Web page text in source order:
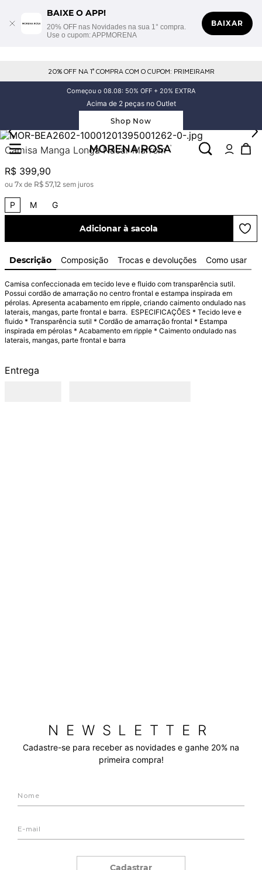
BAIXE O APP!
20% OFF nas Novidades na sua 1° compra.
Use o cupom: APPMORENA
BAIXAR
20% OFF NA 1° COMPRA COM O CUPOM: PRIMEIRAMR
Começou o 08.08: 50% OFF + 20% EXTRA
Acima de 2 peças no Outlet
Shop Now
Camisa Manga Longa Nácar Marrom
R$ 399,90
ou 7x de R$ 57,12 sem juros
P M G
Adicionar à sacola
Descrição Composição Trocas e devoluções Como usar
Camisa confeccionada em tecido leve e fluido com transparência sutil.
Possui cordão de amarração no centro frontal e estampa inspirada em
pérolas. Apresenta acabamento em ripple, criando caimento ondulado nas
laterais, mangas, parte frontal e barra.  ESPECIFICAÇÕES * Tecido leve e
fluido * Transparência sutil * Cordão de amarração frontal * Estampa
inspirada em pérolas * Acabamento em ripple * Caimento ondulado nas
laterais, mangas, parte frontal e barra
Entrega
NEWSLETTER
Cadastre-se para receber as novidades e ganhe 20% na
primeira compra!
Cadastrar